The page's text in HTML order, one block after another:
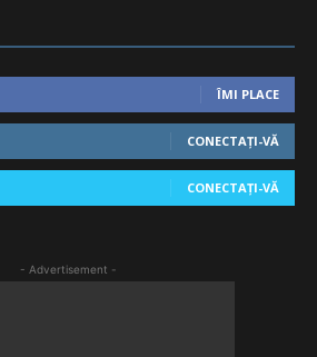
ÎMI PLACE
CONECTAȚI-VĂ
CONECTAȚI-VĂ
- Advertisement -